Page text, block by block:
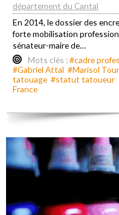
département du Cantal
En 2014, le dossier des
forte mobilisation
sénateur-maire de…
Mots clés :#cadre
#Gabriel Attal #Marisol
tatouage #statut tatoueur
France